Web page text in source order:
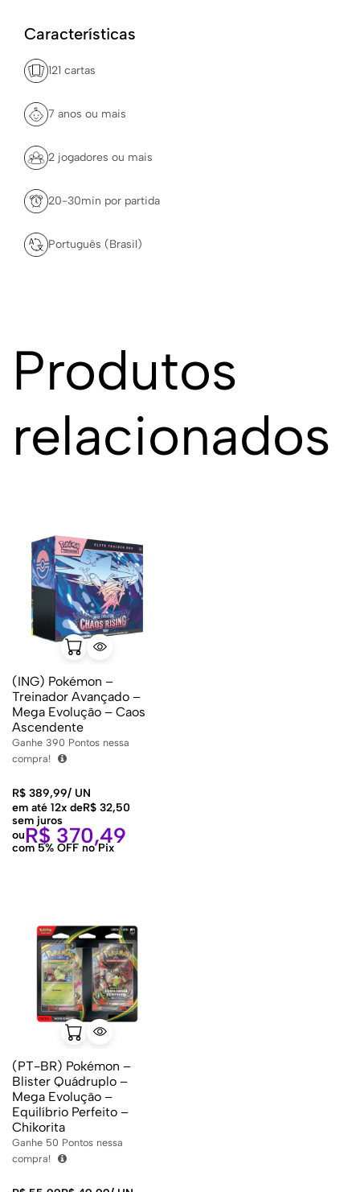
Características
121 cartas
7 anos ou mais
2 jogadores ou mais
20-30min por partida
Português (Brasil)
Produtos
relacionados
(ING) Pokémon –
Treinador Avançado –
Mega Evolução – Caos
Ascendente
Ganhe 390 Pontos nessa
compra!
R$ 389,99/ UN
em até 12x deR$ 32,50
sem juros
ouR$ 370,49
com 5% OFF no Pix
(PT-BR) Pokémon –
Blister Quádruplo –
Mega Evolução –
Equilíbrio Perfeito –
Chikorita
Ganhe 50 Pontos nessa
compra!